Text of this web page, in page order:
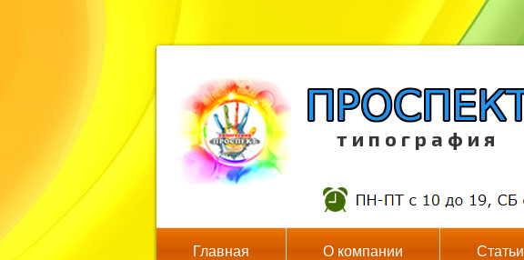
т и п о г р а ф и я
Главная О компании Статьи